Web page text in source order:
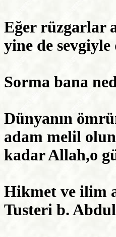
Eğer rüzgarlar
yine de sevgiyle
Sorma bana
Dünyanın
adam melil
kadar Allah,o
Hikmet ve ilim
Tusteri b.